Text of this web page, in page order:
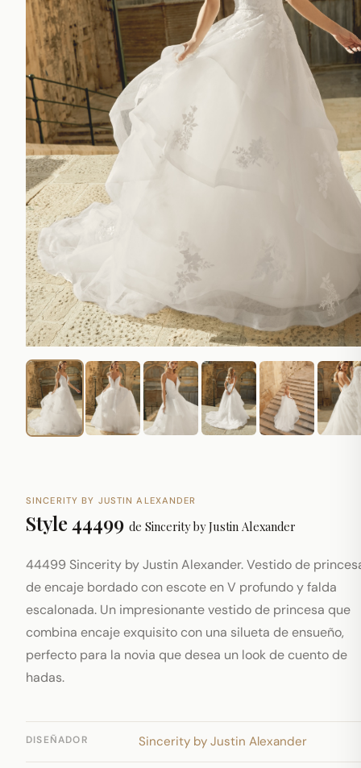
SINCERITY BY JUSTIN ALEXANDER
Style 44499 de Sincerity by Justin Alexander
44499 Sincerity by Justin Alexander. Vestido de
de encaje bordado con escote en V profundo y falda
escalonada. Un impresionante vestido de princesa que
combina encaje exquisito con una silueta de ensueño,
perfecto para la novia que desea un look de cuento de
hadas.
DISEÑADOR Sincerity by Justin Alexander